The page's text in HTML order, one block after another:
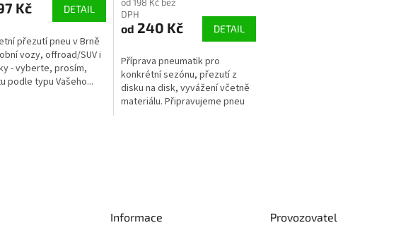
Kč DETAIL
přezutí pneu v Brně
vozy, offroad/SUV i
- vyberte, prosím,
podle typu Vašeho...
DPH
od 240 Kč DETAIL
Příprava pneumatik pro
konkrétní sezónu, přezutí z
disku na disk, vyvážení včetně
materiálu. Připravujeme pneu
Informace Provozovatel